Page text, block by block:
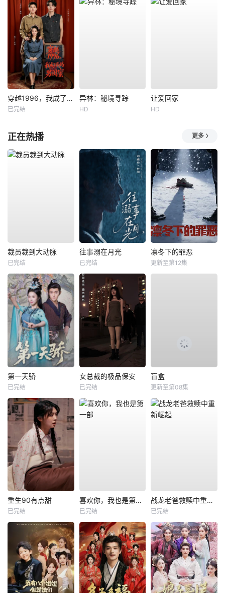
穿越1996，我成了我妈男闺蜜
已完结
异林：秘境寻踪
HD
让爱回家
HD
正在热播 更多
裁员裁到大动脉
已完结
往事溺在月光
已完结
凛冬下的罪恶
更新至第12集
第一天骄
已完结
女总裁的极品保安
已完结
盲盒
更新至第08集
重生90有点甜
已完结
喜欢你，我也是第一部
已完结
战龙老爸救赎中重新崛起
已完结